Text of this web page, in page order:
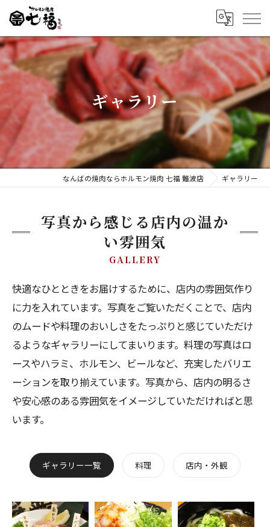
ギャラリー
なんばの焼肉ならホルモン焼肉 七福 難波店 ギャラリー
写真から感じる店内の温か
い雰囲気
GALLERY
快適なひとときをお届けするために、店内の雰囲気作り
に力を入れています。写真をご覧いただくことで、店内
のムードや料理のおいしさをたっぷりと感じていただけ
るようなギャラリーにしてまいります。料理の写真はロ
ースやハラミ、ホルモン、ビールなど、充実したバリエ
ーションを取り揃えています。写真から、店内の明るさ
や安心感のある雰囲気をイメージしていただければと思
います。
ギャラリー一覧 料理 店内・外観